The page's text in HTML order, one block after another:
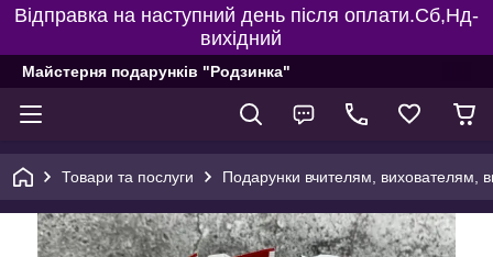
Відправка на наступний день після оплати.Сб,Нд-
вихідний
Майстерня подарунків "Родзинка"
Товари та послуги Подарунки вчителям, вихователям,